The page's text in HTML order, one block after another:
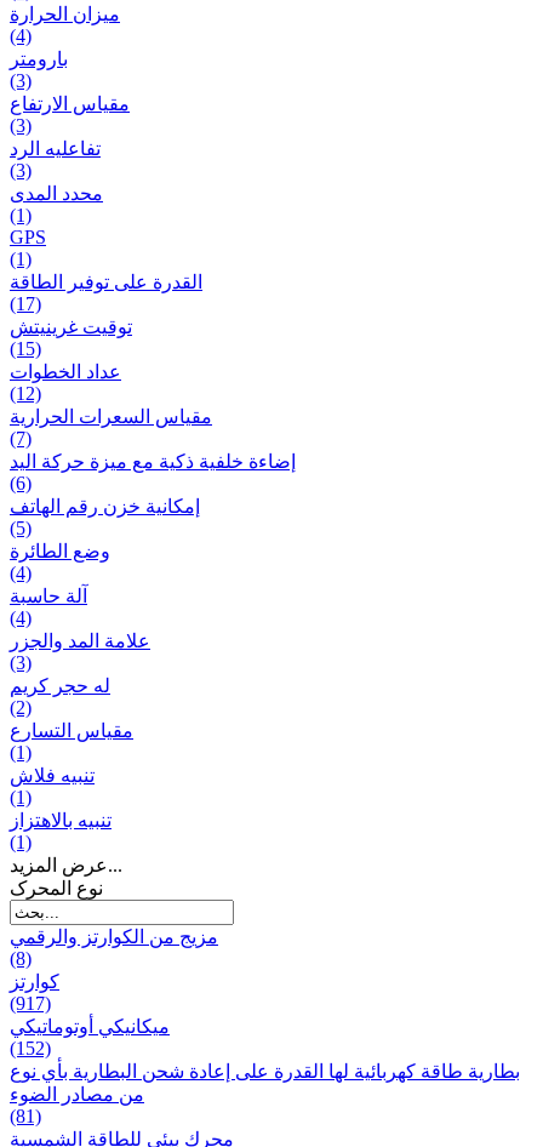
ميزان الحرارة
(4)
بارومتر
(3)
مقياس الارتفاع
(3)
تفاعلیه الرد
(3)
محدد المدى
(1)
GPS
(1)
القدرة على توفير الطاقة
(17)
توقيت غرينيتش
(15)
عداد الخطوات
(12)
مقیاس السعرات الحرارية
(7)
إضاءة خلفية ذكية مع ميزة حرکة اليد
(6)
إمكانية خزن رقم الهاتف
(5)
وضع الطائرة
(4)
آلة حاسبة
(4)
علامة المد والجزر
(3)
له حجر كريم
(2)
مقياس التسارع
(1)
تنبيه فلاش
(1)
تنبيه بالاهتزاز
(1)
عرض المزيد...
نوع المحرک
مزيج من الكوارتز والرقمي
(8)
كوارتز
(917)
ميكانيكي أوتوماتيكي
(152)
بطارية طاقة كهربائية لها القدرة على إعادة شحن البطارية بأي نوع
من مصادر الضوء
(81)
محرك بيئي للطاقة الشمسية